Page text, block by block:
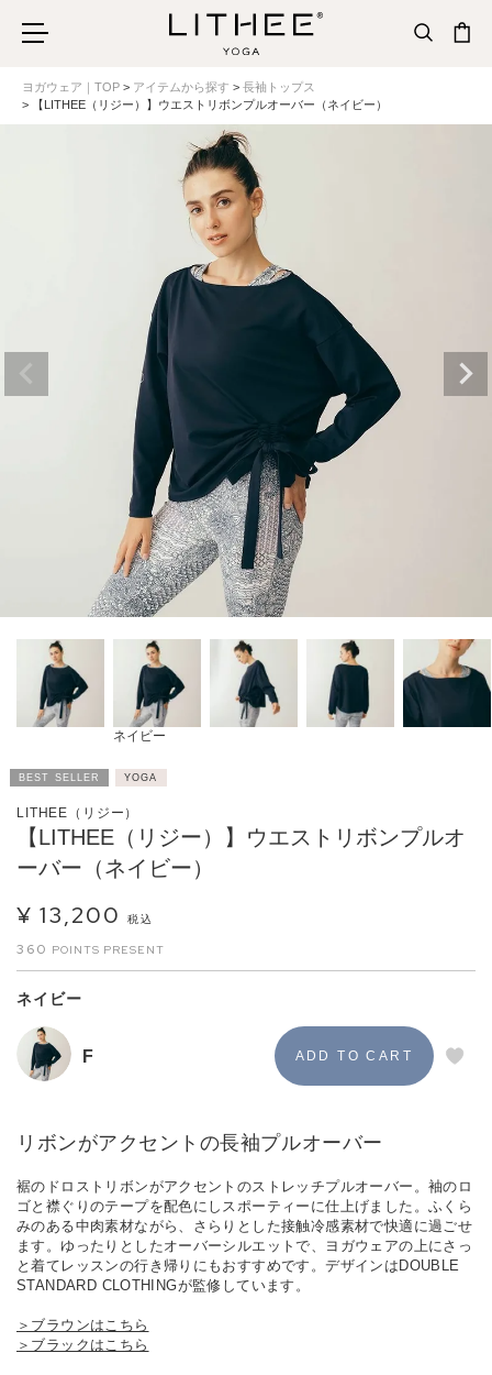
ヨガウェア｜TOP アイテムから探す
長袖トップス
【LITHEE（リジー）】ウエストリボンプルオーバー（ネイビー）
ネイビー
BEST SELLER YOGA
LITHEE（リジー）
【LITHEE（リジー）】ウエストリボンプルオ
ーバー（ネイビー）
¥ 13,200 税込
360
ネイビー
F
リボンがアクセントの長袖プルオーバー
裾のドロストリボンがアクセントのストレッチプルオーバー。袖のロ
ゴと襟ぐりのテープを配色にしスポーティーに仕上げました。ふくら
みのある中肉素材ながら、さらりとした接触冷感素材で快適に過ごせ
ます。ゆったりとしたオーバーシルエットで、ヨガウェアの上にさっ
と着てレッスンの行き帰りにもおすすめです。デザインはDOUBLE
STANDARD CLOTHINGが監修しています。
＞ブラウンはこちら
＞ブラックはこちら